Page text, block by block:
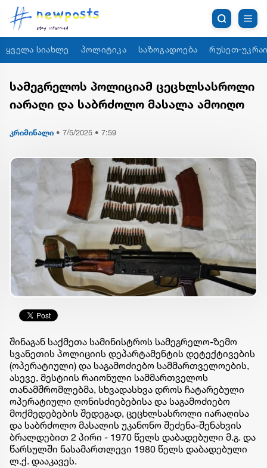
ყველა სიახლე პოლიტიკა საზოგადოება რუსეთ-
სამეგრელოს პოლიციამ ცეცხლსასროლი
იარაღი და საბრძოლო მასალა ამოიღო
კრიმინალი • 7/5/2025 • 7:59
შინაგან საქმეთა სამინისტროს სამეგრელო-ზემო
სვანეთის პოლიციის დეპარტამენტის დეტექტივების
(ოპერატიული) და საგამოძიებო სამმართველოების,
ასევე, მესტიის რაიონული სამმართველოს
თანამშრომლებმა, სხვადასხვა დროს ჩატარებული
ოპერატიული ღონისძიებებისა და საგამოძიებო
მოქმედებების შედეგად, ცეცხლსასროლი იარაღისა
და საბრძოლო მასალის უკანონო შეძენა-შენახვის
ბრალდებით 2 პირი - 1970 წელს დაბადებული მ.გ. და
წარსულში ნასამართლევი 1980 წელს დაბადებული
ლ.ქ. დააკავეს.